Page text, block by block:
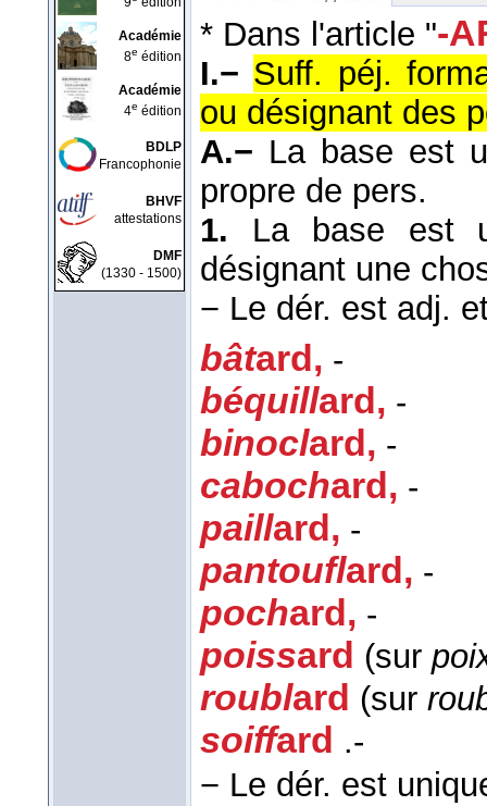
Académie
8e édition
Académie
4e édition
BDLP
Francophonie
BHVF
attestations
DMF
(1330 - 1500)
* Dans l'article "-
I.− Suff. péj.
ou désignant des
A.− La base est
propre de pers.
1.
La base est
désignant une
− Le dér. est adj.
bâtard , -
béquillard , -
binoclard , -
cabochard , -
paillard , -
pantouflard , -
pochard , -
poissard (sur
roublard (sur
soiffard .-
− Le dér. est